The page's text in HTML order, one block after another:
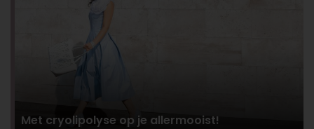
Met cryolipolyse op je allermooist!